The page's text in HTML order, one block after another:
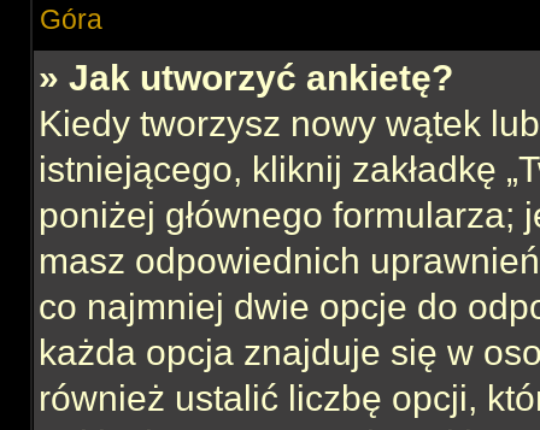
Góra
» Jak utworzyć ankietę?
Kiedy tworzysz nowy wątek
istniejącego, kliknij zakładkę
poniżej głównego formularza;
masz odpowiednich
co najmniej dwie opcje do
każda opcja znajduje się w
również ustalić liczbę opcji,